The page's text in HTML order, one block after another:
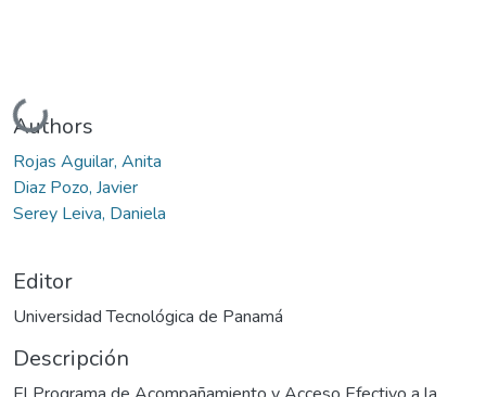
Cargando...
Authors
Rojas Aguilar, Anita
Diaz Pozo, Javier
Serey Leiva, Daniela
Editor
Universidad Tecnológica de Panamá
Descripción